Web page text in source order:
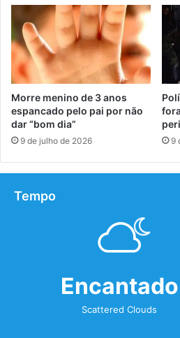
Morre menino de 3 anos
espancado pelo pai por não
dar “bom dia”
9 de julho de 2026 9
Tempo
Encantado
Scattered Clouds